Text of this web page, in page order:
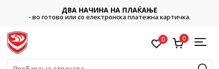
ДВА НАЧИНА НА ПЛАЌАЊЕ
- во готово или со електронска платежна картичка.
0 0